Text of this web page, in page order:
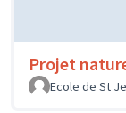
Projet
Ecole de St